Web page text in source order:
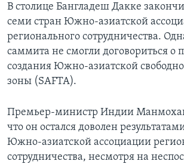
поискДИСКУССИЯ VOA
ДЕТАЛИ
НЬЮ-ЙОРК NEW YORK
АМЕРИКА. БОЛЬШОЕ ПУТЕШЕСТВИЕ
АРТЕФАКТЫ
АМЕРИКАНСКИЕ ГОРОДКИ
ТЕСТЫ
ЗА СВОБОДУ ПРЕССЫ
УЧИМ АНГЛИЙСКИЙ
ВИДЕО
ПОДПИСКА НА НОВОСТИ
В столице Бангладеш Дакке
семи стран Южно-азиатской
регионального сотрудничества.
саммита не смогли договориться о
создания Южно-азиатской
зоны (SAFTA).
Премьер-министр Индии
что он остался доволен
Южно-азиатской ассоциации
сотрудничества, несмотря на